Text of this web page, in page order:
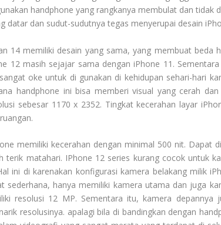
handphone yang rangkanya membulat dan tidak
datar dan sudut-sudutnya tegas menyerupai desain
14 memiliki desain yang sama, yang membuat beda
12 masih sejajar sama dengan iPhone 11.
oke untuk di gunakan di kehidupan sehari-hari
handphone ini bisa memberi visual yang cerah
sebesar 1170 x 2352. Tingkat kecerahan layar
memiliki kecerahan dengan minimal 500 nit. Dapat
terik matahari. IPhone 12 series kurang cocok untuk
ini di karenakan konfigurasi kamera belakang milik
sederhana, hanya memiliki kamera utama dan juga
resolusi 12 MP. Sementara itu, kamera
resolusinya. apalagi bila di bandingkan dengan